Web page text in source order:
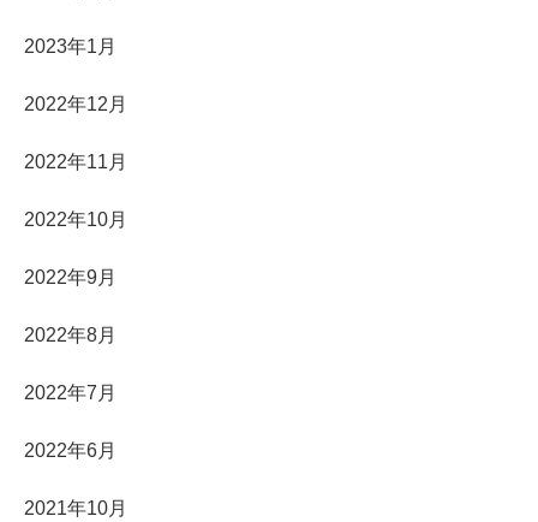
2023年1月
2022年12月
2022年11月
2022年10月
2022年9月
2022年8月
2022年7月
2022年6月
2021年10月